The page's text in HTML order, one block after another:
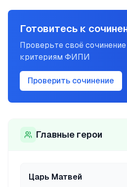
Готовитесь к
Проверьте своё
критериям ФИПИ
Проверить сочинение
Главные герои
Царь Матвей